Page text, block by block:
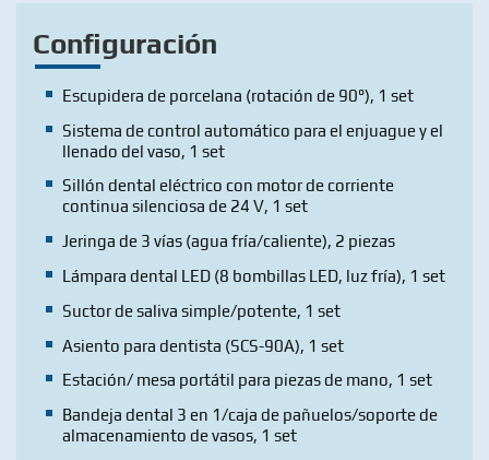
Configuración
Escupidera de porcelana (rotación de 90°), 1 set
Sistema de control automático para el enjuague y el
llenado del vaso, 1 set
Sillón dental eléctrico con motor de corriente
continua silenciosa de 24 V, 1 set
Jeringa de 3 vías (agua fría/caliente), 2 piezas
Lámpara dental LED (8 bombillas LED, luz fría), 1 set
Suctor de saliva simple/potente, 1 set
Asiento para dentista (SCS-90A), 1 set
Estación/ mesa portátil para piezas de mano, 1 set
Bandeja dental 3 en 1/caja de pañuelos/soporte de
almacenamiento de vasos, 1 set